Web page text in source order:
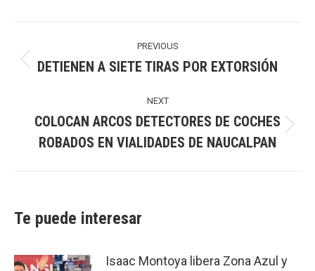
navigation
PREVIOUS
Previous
DETIENEN A SIETE TIRAS POR EXTORSIÓN
NEXT
post:
COLOCAN ARCOS DETECTORES DE COCHES
ROBADOS EN VIALIDADES DE NAUCALPAN
Te puede interesar
Isaac Montoya libera Zona Azul y